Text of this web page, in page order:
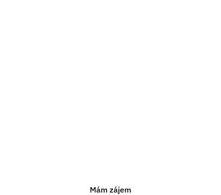
Mám zájem